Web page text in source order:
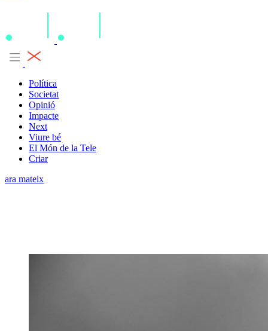
Política
Societat
Opinió
Impacte
Next
Viure bé
El Món de la Tele
Criar
ara mateix